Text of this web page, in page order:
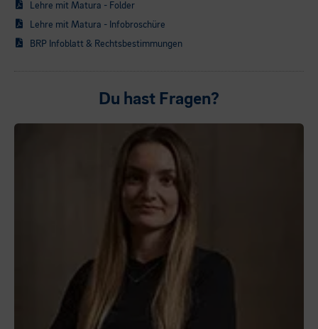
Lehre mit Matura - Folder
Lehre mit Matura - Infobroschüre
BRP Infoblatt & Rechtsbestimmungen
Du hast Fragen?